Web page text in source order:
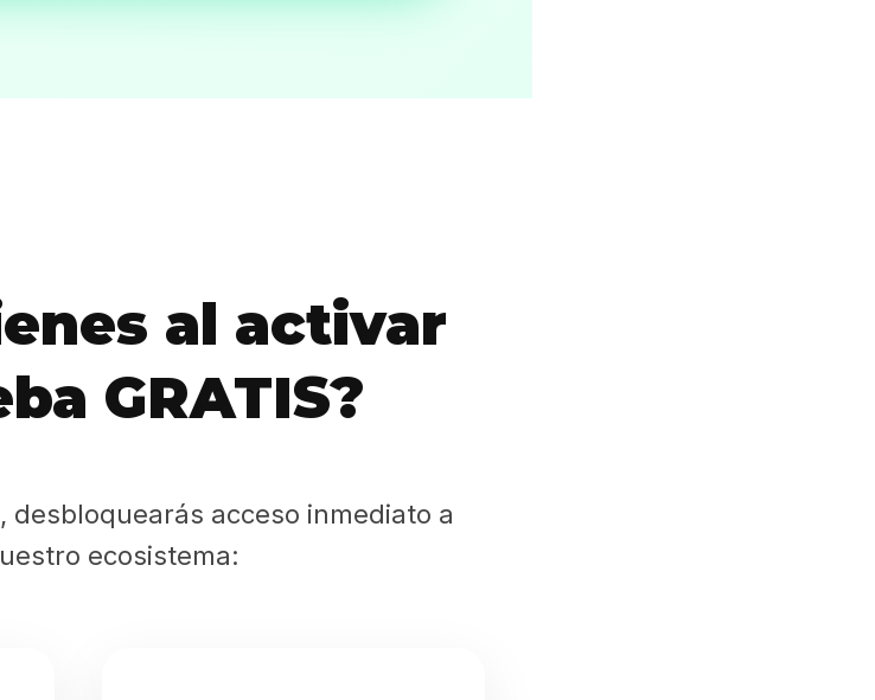
Bershka
Casting
Casting
HolliKids
Search
al activar
GRATIS?
acceso inmediato a
ecosistema: